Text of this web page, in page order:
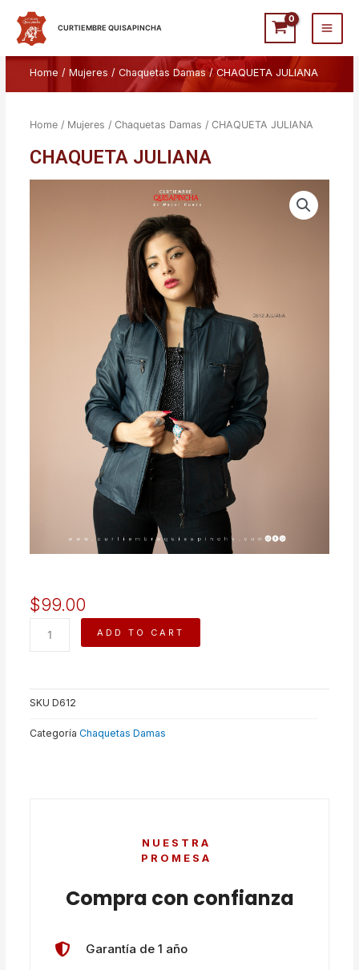
contenido
CURTIEMBRE QUISAPINCHA
Main
Home /Mujeres /Chaquetas Damas/ CHAQUETA JULIANA
Home / Mujeres /Chaquetas Damas / CHAQUETA JULIANA
CHAQUETA JULIANA
$99.00
ADD TO CART
SKUD612
Categoría Chaquetas Damas
NUESTRA
PROMESA
Compra con confianza
Garantía de 1 año